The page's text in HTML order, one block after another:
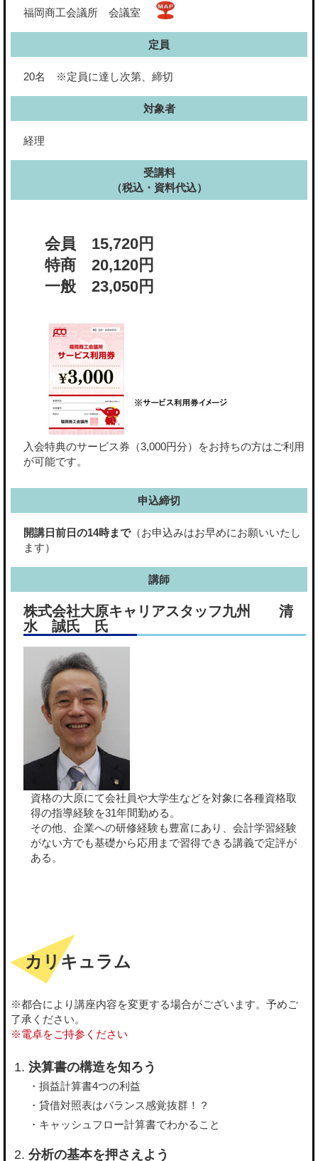
福岡商工会議所 会議室
定員
20名 ※定員に達し次第、締切
対象者
経理
受講料
（税込・資料代込）
会員 15,720円
特商 20,120円
一般 23,050円
入会特典のサービス券（3,000円分）をお持ちの方はご利用
が可能です。
申込締切
開講日前日の14時まで（お申込みはお早めにお願いいたし
ます）
講師
株式会社大原キャリアスタッフ九州 清
水 誠氏 氏
資格の大原にて会社員や大学生などを対象に各種資格取
得の指導経験を31年間勤める。
その他、企業への研修経験も豊富にあり、会計学習経験
がない方でも基礎から応用まで習得できる講義で定評が
ある。
カリキュラム
※都合により講座内容を変更する場合がございます。予めご
了承ください。
※電卓をご持参ください
決算書の構造を知ろう
・損益計算書4つの利益
・貸借対照表はバランス感覚抜群！？
・キャッシュフロー計算書でわかること
分析の基本を押さえよう